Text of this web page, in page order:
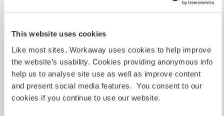
This website uses cookies
Like most sites, Workaway uses cookies to help improve
the website’s usability. Cookies providing anonymous info
help us to analyse site use as well as improve content
and present social media features. You consent to our
cookies if you continue to use our website.
surf, windsurf; walks; and you can assist to the
- Sagres. You can also enjoy the moutain,
techniques.
Informations
complémentaires